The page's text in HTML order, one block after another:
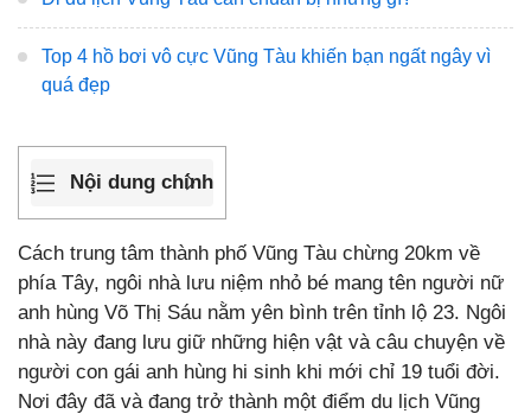
Top 4 hồ bơi vô cực Vũng Tàu khiến bạn ngất ngây vì
quá đẹp
Nội dung chính
Cách trung tâm thành phố Vũng Tàu chừng 20km về
phía Tây, ngôi nhà lưu niệm nhỏ bé mang tên người nữ
anh hùng Võ Thị Sáu nằm yên bình trên tỉnh lộ 23. Ngôi
nhà này đang lưu giữ những hiện vật và câu chuyện về
người con gái anh hùng hi sinh khi mới chỉ 19 tuổi đời.
Nơi đây đã và đang trở thành một điểm du lịch Vũng